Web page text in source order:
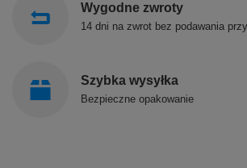
Wygodne zwroty
14 dni na zwrot bez podawania
Szybka wysyłka
Bezpieczne opakowanie